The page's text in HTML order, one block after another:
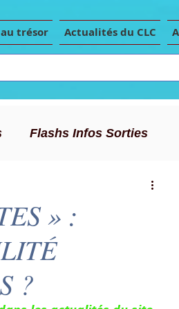
au trésor Actualités du CLC
Flashs Infos Sorties
Articles de presse
» :
?